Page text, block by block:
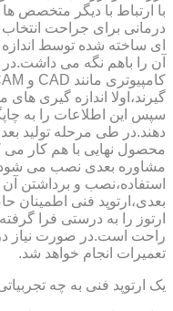
با ارتباط با دیگر متخصص ها
درمانی برای جراحت
ای ساخته شده توسط اندازه
آن را باهم نگه می
گیرند،اولا اندازه گیری
سپس این اطلاعات را به
دهند.در طی مرحله تولید
محصول نهایی با هم کار
مشاوره بعدی نصب می شود
استفاده،نصب و برداشتن
بعدی،ارتوپد فنی اطمینان
ارتوز را به درستی فرا
راحت است.در صورت نیاز
تعمیرات انجام خواهد شد.
یک ارتوپد فنی به چه